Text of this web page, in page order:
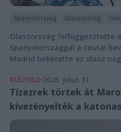
Spanyolország Olaszország
Olaszország felfüggesztette
Spanyolországgal a ceutai
Madrid bekérette az olasz
KÜLFÖLD 2026. július 31.
Tízezrek törtek át
kivezényelték a